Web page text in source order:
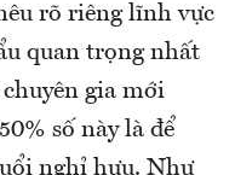
rõ riêng lĩnh vực
quan trọng nhất
gia mới
số này là để
nghỉ hưu. Như